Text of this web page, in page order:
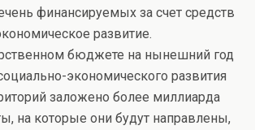
финансируемых за счет средств
развитие.
бюджете на нынешний год
экономического развития
заложено более миллиарда
на которые они будут направлены,